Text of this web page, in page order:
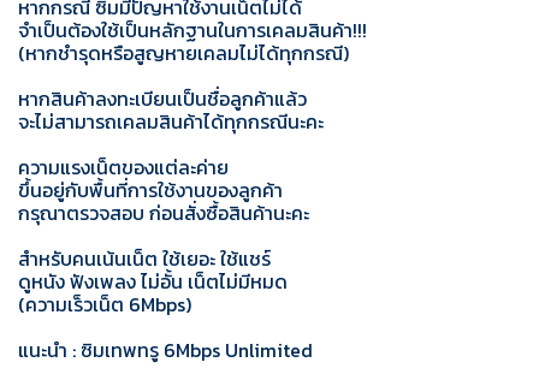
หากกรณี ซิมมีปัญหาใช้งานเน็ตไม่ได้
จำเป็นต้องใช้เป็นหลักฐานในการเคลมสินค้า!!!
(หากชำรุดหรือสูญหายเคลมไม่ได้ทุกกรณี)
หากสินค้าลงทะเบียนเป็นชื่อลูกค้าแล้ว
จะไม่สามารถเคลมสินค้าได้ทุกกรณีนะคะ
ความแรงเน็ตของแต่ละค่าย
ขึ้นอยู่กับพื้นที่การใช้งานของลูกค้า
กรุณาตรวจสอบ ก่อนสั่งซื้อสินค้านะคะ
สำหรับคนเน้นเน็ต ใช้เยอะ ใช้แชร์
ดูหนัง ฟังเพลง ไม่อั้น เน็ตไม่มีหมด
(ความเร็วเน็ต 6Mbps)
แนะนำ : ซิมเทพทรู 6Mbps Unlimited